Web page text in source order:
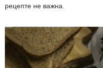
рецепте не важна.